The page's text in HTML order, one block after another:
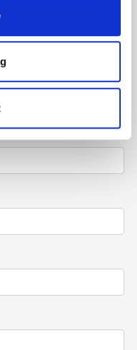
vi deg!